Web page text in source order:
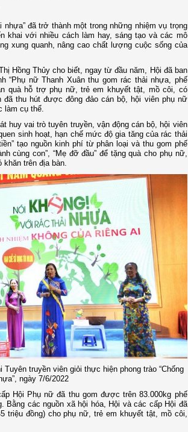
nhựa” đã trở thành một trong những nhiệm vụ trọng
khai với nhiều cách làm hay, sáng tạo và các mô
xung quanh, nâng cao chất lượng cuộc sống của
Hồng Thủy cho biết, ngay từ đầu năm, Hội đã ban
“Phụ nữ Thanh Xuân thu gom rác thải nhựa, phế
quà hỗ trợ phụ nữ, trẻ em khuyết tật, mồ côi, có
đã thu hút được đông đảo cán bộ, hội viên phụ nữ
làm cụ thể.
huy vai trò tuyên truyền, vận động cán bộ, hội viên
sinh hoạt, hạn chế mức độ gia tăng của rác thải
tạo nguồn kinh phí từ phân loại và thu gom phế
cùng con”, “Mẹ đỡ đầu” để tặng quà cho phụ nữ,
khăn trên địa bàn.
truyền viên giỏi thực hiện phong trào “Chống
ngày 7/6/2022
Hội Phụ nữ đã thu gom được trên 83.000kg phế
Bằng các nguồn xã hội hóa, Hội và các cấp Hội đã
triệu đồng) cho phụ nữ, trẻ em khuyết tật, mồ côi,